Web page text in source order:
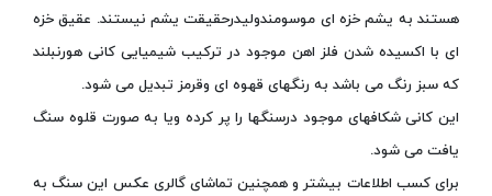
هستند به یشم خزه ای موسومندولیدرحقیقت یشم نیستند. عقیق خزه
ای با اکسیده شدن فلز اهن موجود در ترکیب شیمیایی کانی هورنبلند
که سبز رنگ می باشد به رنگهای قهوه ای وقرمز تبدیل می شود.
این کانی شکافهای موجود درسنگها را پر کرده ویا به صورت قلوه سنگ
یافت می شود.
برای کسب اطلاعات بیشتر و همچنین تماشای گالری عکس این سنگ به